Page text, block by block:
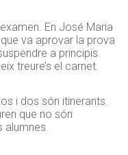
En José Maria
va aprovar la prova
a principis
treure’s el carnet.
i dos són itinerants.
que no són
alumnes.